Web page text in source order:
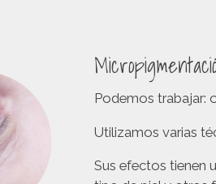
Podemos trabajar:
Utilizamos varias
Sus efectos tienen